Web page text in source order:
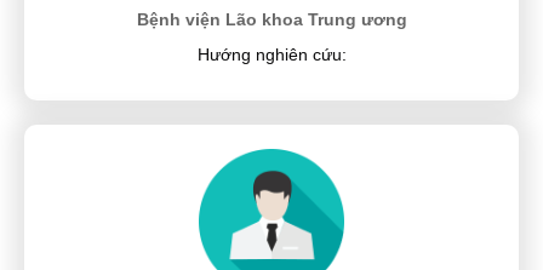
Bệnh viện Lão khoa Trung ương
Hướng nghiên cứu: